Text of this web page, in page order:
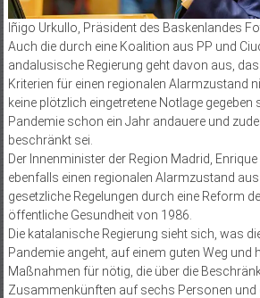
Iñigo Urkullo, Präsident des Baskenlandes
Auch die durch eine Koalition aus PP und
andalusische Regierung geht davon aus,
Kriterien für einen regionalen Alarmzustand
keine plötzlich eingetretene Notlage gegeben
Pandemie schon ein Jahr andauere und
beschränkt sei.
Der Innenminister der Region Madrid,
ebenfalls einen regionalen Alarmzustand
gesetzliche Regelungen durch eine Reform
öffentliche Gesundheit von 1986.
Die katalanische Regierung sieht sich, was
Pandemie angeht, auf einem guten Weg und
Maßnahmen für nötig, die über die
Zusammenkünften auf sechs Personen und